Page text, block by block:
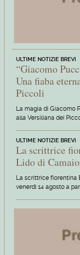
ULTIME NOTIZIE BREVI
“Giacomo
Una fiaba
Piccoli
La magia di Giacomo
alla Versiliana dei
ULTIME NOTIZIE BREVI
La scrittrice
Lido di
La scrittrice fiorentina
venerdì 14 agosto a